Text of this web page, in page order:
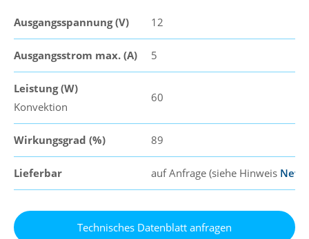
Ausgangsspannung (V) 12
Ausgangsstrom max. (A) 5
Leistung (W)
Konvektion
60
Wirkungsgrad (%) 89
Lieferbar auf Anfrage (siehe Hinweis News